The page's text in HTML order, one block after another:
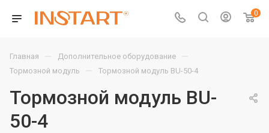
0
Главная — Дополнительное оборудование —
Тормозной модуль — Тормозной модуль BU-50-4
Тормозной модуль BU-
50-4